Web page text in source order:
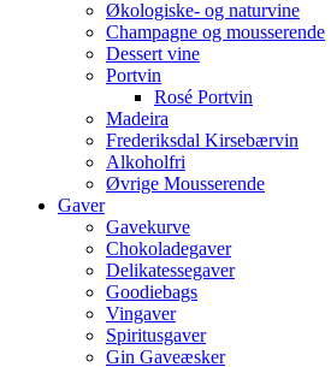
Økologiske- og naturvine
Champagne og mousserende
Dessert vine
Portvin
Rosé Portvin
Madeira
Frederiksdal Kirsebærvin
Alkoholfri
Øvrige Mousserende
Gaver
Gavekurve
Chokoladegaver
Delikatessegaver
Goodiebags
Vingaver
Spiritusgaver
Gin Gaveæsker